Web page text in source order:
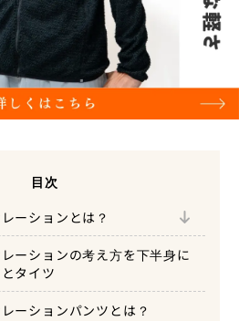
目次
ーションとは？
サレーションの化繊素材
サレーションには2タイプ
ェル生地で挟み込んだタイ
がむき出しとなったタイプ
ーションの考え方を下半身に
タイツ
ーションパンツとは？
レーションタイツのメリ
グしやすい
レーションタイツのおすす